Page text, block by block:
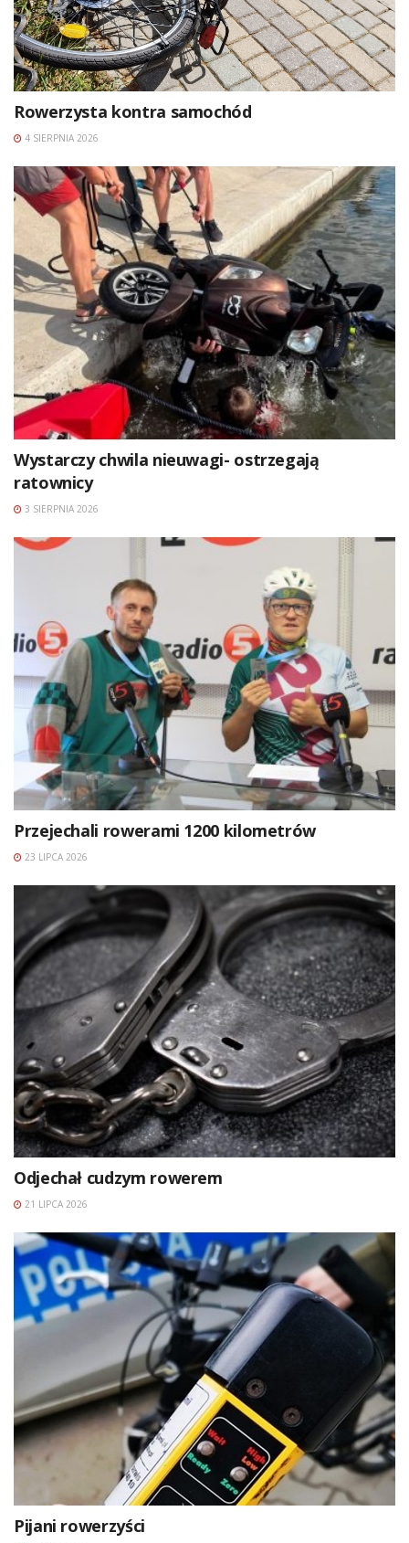
Rowerzysta kontra samochód
4 SIERPNIA 2026
Wystarczy chwila nieuwagi- ostrzegają
ratownicy
3 SIERPNIA 2026
Przejechali rowerami 1200 kilometrów
23 LIPCA 2026
Odjechał cudzym rowerem
21 LIPCA 2026
Pijani rowerzyści